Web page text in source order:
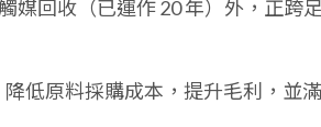
媒回收（已運作 20 年）外，正跨
低原料採購成本，提升毛利，並